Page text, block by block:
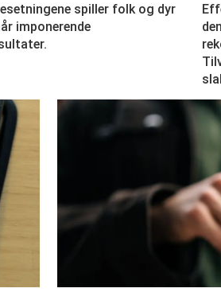
spiller folk og dyr
imponerende